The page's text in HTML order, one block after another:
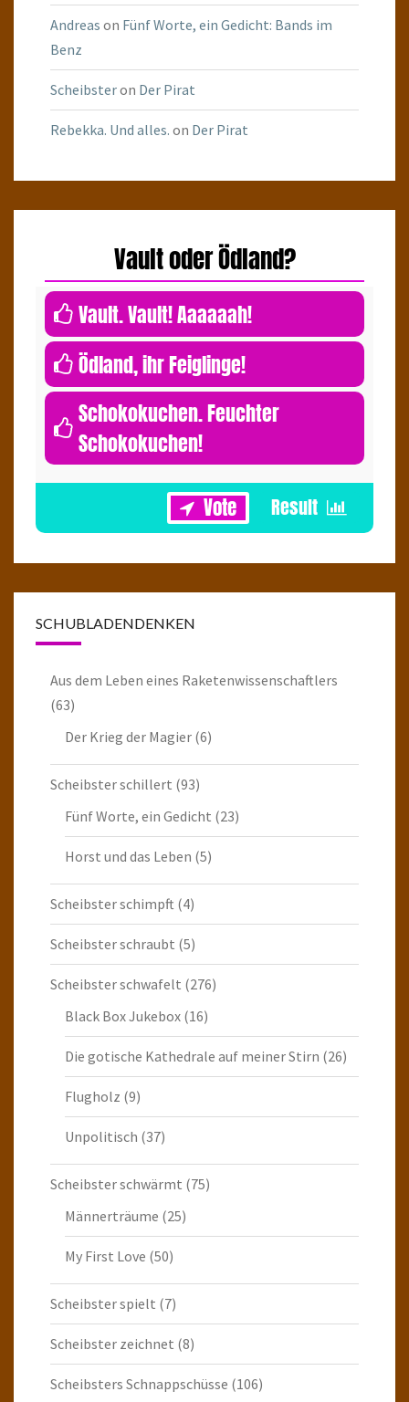
Andreas on Fünf Worte, ein Gedicht: Bands im
Benz
Scheibsteron Der Pirat
Rebekka. Und alles. on Der Pirat
Vault oder Ödland?
Vault. Vault! Aaaaaah!
Ödland, ihr Feiglinge!
Schokokuchen. Feuchter
Schokokuchen!
SCHUBLADENDENKEN
Aus dem Leben eines Raketenwissenschaftlers
(63)
Der Krieg der Magier (6)
Scheibster schillert (93)
Fünf Worte, ein Gedicht (23)
Horst und das Leben (5)
Scheibster schimpft (4)
Scheibster schraubt (5)
Scheibster schwafelt (276)
Black Box Jukebox (16)
Die gotische Kathedrale auf meiner Stirn (26)
Flugholz (9)
Unpolitisch (37)
Scheibster schwärmt (75)
Männerträume (25)
My First Love (50)
Scheibster spielt (7)
Scheibster zeichnet (8)
Scheibsters Schnappschüsse (106)